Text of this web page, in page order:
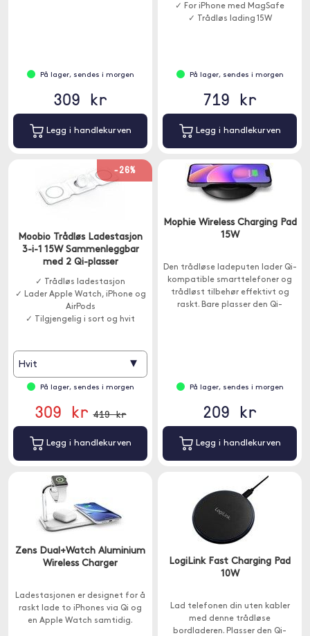
På lager, sendes i morgen
309 kr
Legg i handlekurven
✓ For iPhone med MagSafe
✓ Trådløs lading 15W
På lager, sendes i morgen
719 kr
Legg i handlekurven
-26%
Moobio Trådløs Ladestasjon
3-i-1 15W Sammenleggbar
med 2 Qi-plasser
✓ Trådløs ladestasjon
✓ Lader Apple Watch, iPhone og
AirPods
✓ Tilgjengelig i sort og hvit
Hvit ▾
På lager, sendes i morgen
309 kr 419 kr
Legg i handlekurven
Mophie Wireless Charging Pad
15W
Den trådløse ladeputen lader Qi-
kompatible smarttelefoner og
trådløst tilbehør effektivt og
raskt. Bare plasser den Qi-
På lager, sendes i morgen
209 kr
Legg i handlekurven
Zens Dual+Watch Aluminium
Wireless Charger
Ladestasjonen er designet for å
raskt lade to iPhones via Qi og
en Apple Watch samtidig.
LogiLink Fast Charging Pad
10W
Lad telefonen din uten kabler
med denne trådløse
bordladeren. Plasser den Qi-